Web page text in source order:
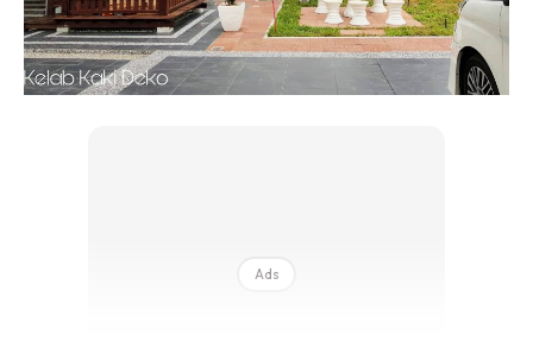
Hub Ideaktiv
Ads